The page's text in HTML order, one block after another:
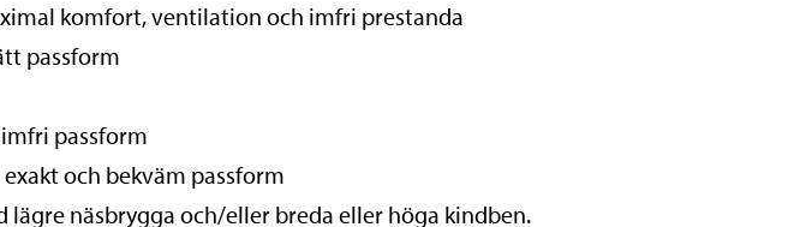
komfort, ventilation och imfri prestanda
passform
passform
och bekväm passform
lägre näsbrygga och/eller breda eller höga kindben.